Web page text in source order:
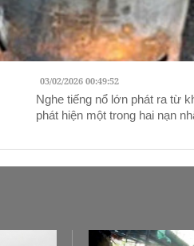
03/02/2026 00:49:52
Nghe tiếng nổ lớn phát ra từ
phát hiện một trong hai nạn